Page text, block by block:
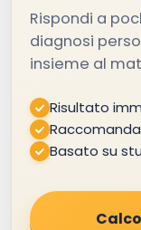
Rispondi a
diagnosi
insieme al
Risultato
Basato su